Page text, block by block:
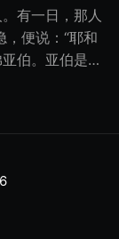
有一日，那人
便说：“耶和
伯。亚伯是牧
的出产为供物
脂油献上。
行得好，岂不
恋慕你，你
正在田间，该